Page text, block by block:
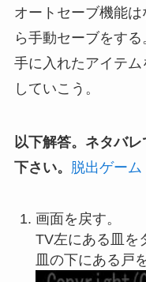
オートセーブ機能
ら手動セーブをする
手に入れたアイテ
していこう。
以下解答。ネタバ
下さい。 脱出ゲー
画面を戻す。
TV左にある皿を
皿の下にある戸